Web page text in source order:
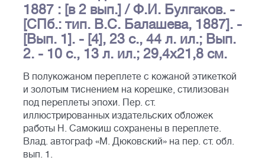
1887 : [в 2 вып.] / Ф.И. Булгаков. -
[СПб.: тип. В.С. Балашева, 1887]. -
[Вып. 1]. - [4], 23 с., 44 л. ил.; Вып.
2. - 10 с., 13 л. ил.; 29,4х21,8 см.
В полукожаном переплете с кожаной этикеткой
и золотым тиснением на корешке, стилизован
под переплеты эпохи. Пер. ст.
иллюстрированных издательских обложек
работы Н. Самокиш сохранены в переплете.
Влад. автограф «М. Дюковский» на пер. ст. обл.
вып. 1.